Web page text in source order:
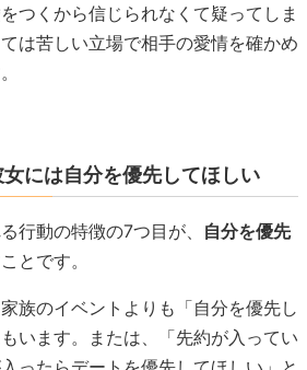
つくから信じられなくて疑ってしま
は苦しい立場で相手の愛情を確かめ
には自分を優先してほしい
行動の特徴の7つ目が、 自分を優先
とです。
族のイベントよりも「自分を優先し
います。または、「先約が入ってい